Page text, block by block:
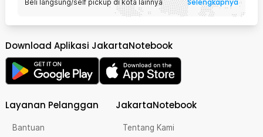
Beli langsung/self pickup di kota lainnya Selengkapnya
Download Aplikasi JakartaNotebook
Layanan Pelanggan
Bantuan
JakartaNotebook
Tentang Kami